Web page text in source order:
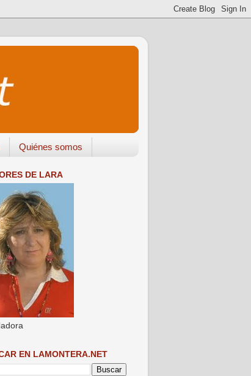
Quiénes somos
DE LARA
EN LAMONTERA.NET